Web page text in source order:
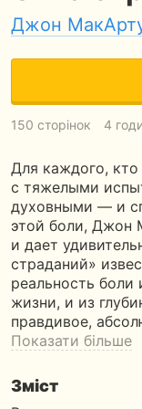
Джон
150 сторінок 4
Для каждого, кто
с тяжелыми
духовными — и
этой боли, Джон
и дает
страданий»
реальность боли
жизни, и из
правдивое,
Показати більше
Зміст